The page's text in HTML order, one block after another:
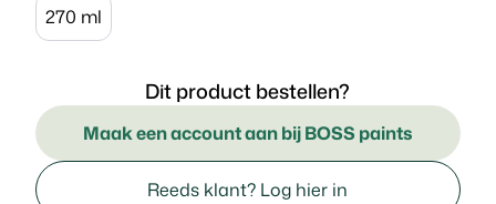
270 ml
Dit product bestellen?
Maak een account aan bij BOSS paints
Reeds klant? Log hier in